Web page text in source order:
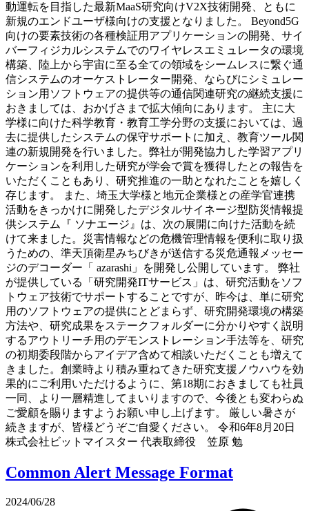
動運転を目指した最新MaaS研究向けV2X技術開発、ともに
新規のエンドユーザ様向けの支援となりました。 Beyond5G
向けの要素技術の各種検証用アプリケーションの開発、サイ
バーフィジカルシステムでのワイヤレスエミュレータの環境
構築、陸上から宇宙に至る全ての領域をシームレスに繋ぐ通
信システムのオーケストレーター開発、ならびにシミュレー
ション用ソフトウェアの提供等の通信関連研究の継続支援に
おきましては、おかげさまで拡大傾向にあります。 主に大
学様に向けた科学教育・教育工学分野の支援においては、過
去に提供したシステムの保守サポートに加え、教育ツール関
連の新規開発を行いました。弊社が開発協力した学習アプリ
ケーションを利用した研究が学会で賞を獲得したとの報告を
いただくこともあり、研究推進の一助となれたことを嬉しく
存じます。 また、埼玉大学様と地元企業様との産学官連携
活動をきっかけに開発したデジタルサイネージ型防災情報提
供システム『 ソナエージ』は、次の展開に向けた活動を続
けて来ました。災害情報などの危機管理情報を便利に取り扱
うための、準天頂衛星みちびきが送信する災危通報メッセー
ジのデコーダー「 azarashi」を開発し公開しています。 弊社
が提供している「研究開発ITサービス」は、研究活動をソフ
トウェア技術でサポートすることですが、昨今は、単に研究
用のソフトウェアの提供にとどまらず、研究開発環境の構築
方法や、研究成果をステークフォルダーに分かりやすく説明
するアウトリーチ用のデモンストレーション手法等を、研究
の初期委段階からアイデア含めて相談いただくことも増えて
きました。創業時より積み重ねてきた研究支援ノウハウを効
果的にご利用いただけるように、第18期におきましても社員
一同、より一層精進してまいりますので、今後とも変わらぬ
ご愛顧を賜りますようお願い申し上げます。 厳しい暑さが
続きますが、皆様どうぞご自愛ください。 令和6年8月20日
株式会社ビットマイスター 代表取締役 笠原 勉
Common Alert Message Format
2024/06/28